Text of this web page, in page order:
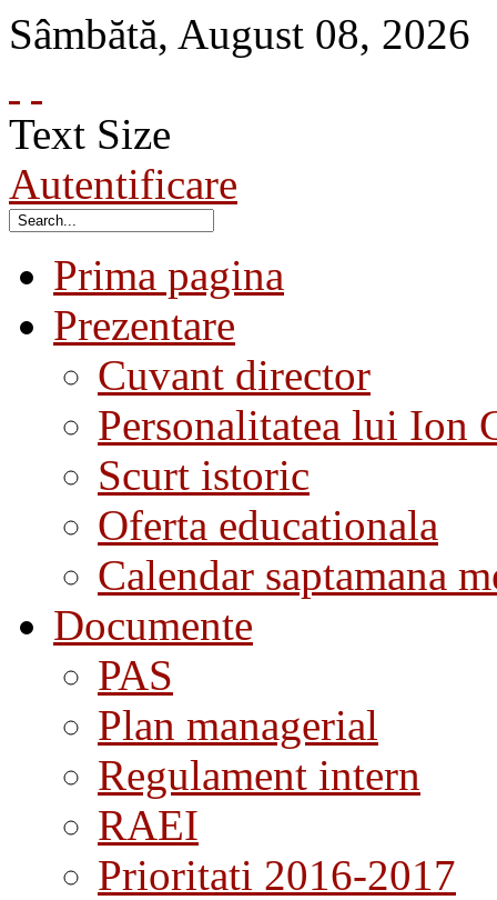
Sâmbătă, August 08, 2026
Text Size
Autentificare
Prima pagina
Prezentare
Cuvant director
Personalitatea lui Ion
Scurt istoric
Oferta educationala
Calendar saptamana
Documente
PAS
Plan managerial
Regulament intern
RAEI
Prioritati 2016-2017